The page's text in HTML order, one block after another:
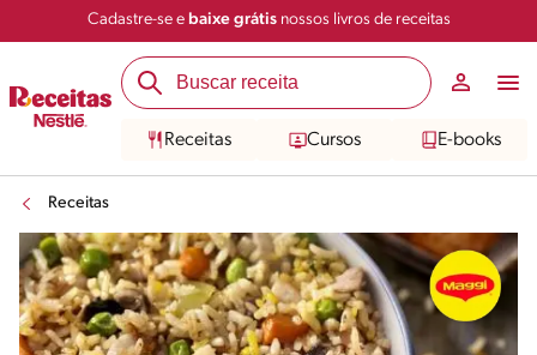
Cadastre-se e baixe grátisnossos livros de receitas
Receitas Cursos E-books
Receitas
Salvar Compartilhar